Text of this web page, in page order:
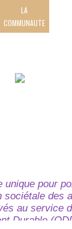
LA
COMMUNAUTE
unique pour
sociétale des
au service
Durable